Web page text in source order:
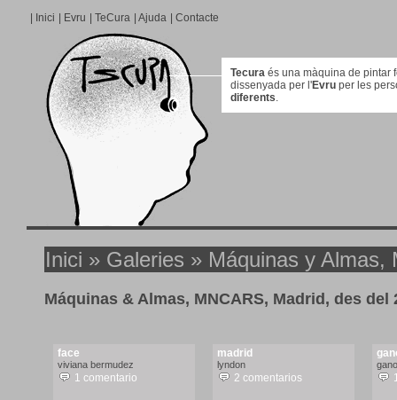
Inici Evru TeCura Ajuda Contacte
Tecura és una màquina de pintar
dissenyada per l'Evru per les
diferents.
Inici » Galeries » Máquinas y Almas,
Máquinas & Almas, MNCARS, Madrid, des del
face
viviana bermudez
1 comentario
madrid
lyndon
2 comentarios
gano